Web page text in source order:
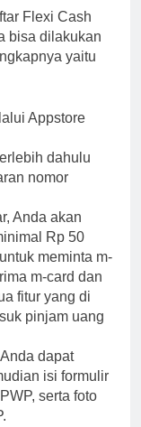
Flexi Cash
bisa dilakukan
yaitu
Appstore
dahulu
nomor
Anda akan
Rp 50
meminta m-
m-card dan
fitur yang di
pinjam uang
dapat
isi formulir
serta foto